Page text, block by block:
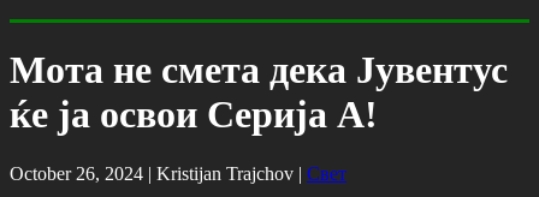
Мота не смета дека Јувентус
ќе ја освои Серија А!
October 26, 2024 | Kristijan Trajchov | Свет